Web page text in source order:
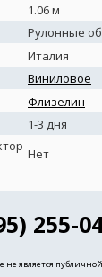
1.06 м
Рулонные
Италия
Виниловое
Флизелин
1-3 дня
Нет
255-
является